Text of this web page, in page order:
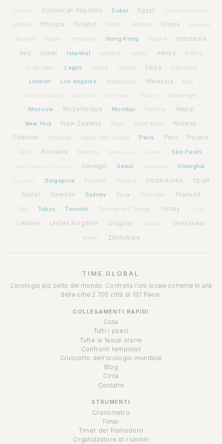
Djibouti Dominican Republic Dubai Egypt Equatorial Guinea
Estonia Ethiopia Finland Gabon Georgia Ghana Grenada
Guinea Guyana Honduras Hong Kong Iceland Indonesia
Iraq Israel Istanbul Jamaica Jordan Kenya Kosovo
Kyrgyzstan Lagos Latvia Lesotho Libya Lithuania
London Los Angeles Madagascar Malaysia Mali
Marshall Islands Mauritius Micronesia Monaco Montenegro
Moscow Mozambique Mumbai Namibia Nepal
New York New Zealand Niger North Korea Norway
Pakistan Palestine Papua New Guinea Paris Peru Poland
Qatar Romania Rwanda Saint Lucia Samoa São Paulo
São Tomé and Príncipe Senegal Seoul Seychelles Shanghai
Singapore Slovenia Somalia South Korea Spain
Sudan Sweden Sydney Syria Tajikistan Thailand
Togo Tokyo Toronto Trinidad and Tobago Turkey Tuvalu
Ukraine United Kingdom Uruguay Vanuatu Venezuela
Yemen Zimbabwe
TIME.GLOBAL
L'orologio più bello del mondo. Controlla l'ora locale corrente in una
delle oltre 2.700 città di 197 Paesi.
COLLEGAMENTI RAPIDI
Casa
Tutti i paesi
Tutte le fasce orarie
Confronti temporali
Cruscotto dell'orologio mondiale
Blog
Circa
Contatto
STRUMENTI
Cronometro
Timer
Timer del Pomodoro
Organizzatore di riunioni